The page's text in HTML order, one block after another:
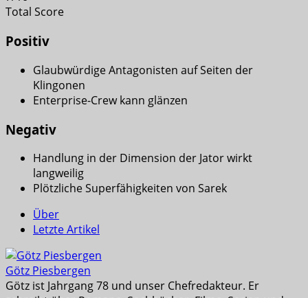
Total Score
Positiv
Glaubwürdige Antagonisten auf Seiten der
Klingonen
Enterprise-Crew kann glänzen
Negativ
Handlung in der Dimension der Jator wirkt
langweilig
Plötzliche Superfähigkeiten von Sarek
Über
Letzte Artikel
Götz Piesbergen
Götz ist Jahrgang 78 und unser Chefredakteur. Er